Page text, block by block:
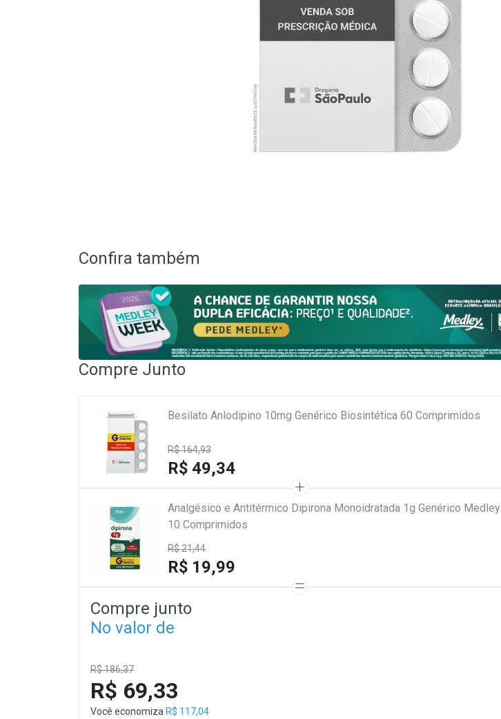
Confira também
Compre Junto
Besilato Anlodipino 10mg Genérico Biosintética 60 Comprimidos
R$ 164,93
R$ 49,34
Analgésico e Antitérmico Dipirona Monoidratada 1g Genérico Medley
10 Comprimidos
R$ 21,44
R$ 19,99
Compre junto
No valor de
R$ 186,37
R$ 69,33
Você economiza R$ 117,04